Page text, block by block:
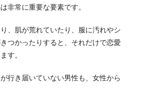
非常に重要な要素です。
、肌が荒れていたり、服に汚れやシ
つかったりすると、それだけで恋愛
す。
行き届いていない男性も、女性から